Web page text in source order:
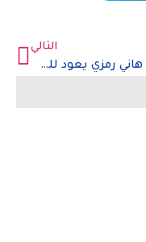
التالي
الفنان هاني رمزي يعود للشاشة في فيلم جديد